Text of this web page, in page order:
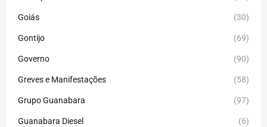
Goiás (30)
Gontijo (69)
Governo (90)
Greves e Manifestações (58)
Grupo Guanabara (97)
Guanabara Diesel (6)